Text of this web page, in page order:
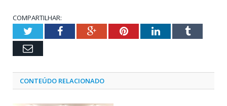
COMPARTILHAR:
TwitterFacebookGoogle+PinterestLinkedInTumblr
Email
CONTEÚDO RELACIONADO